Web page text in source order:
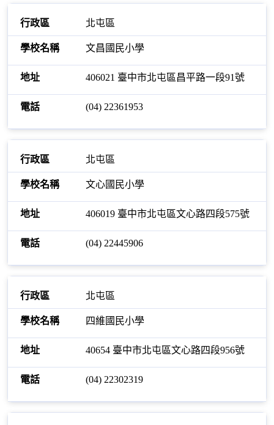
北屯區
文昌國民小學
406021 臺中市北屯區昌平路一段91號
(04) 22361953
北屯區
文心國民小學
406019 臺中市北屯區文心路四段575號
(04) 22445906
北屯區
四維國民小學
40654 臺中市北屯區文心路四段956號
(04) 22302319